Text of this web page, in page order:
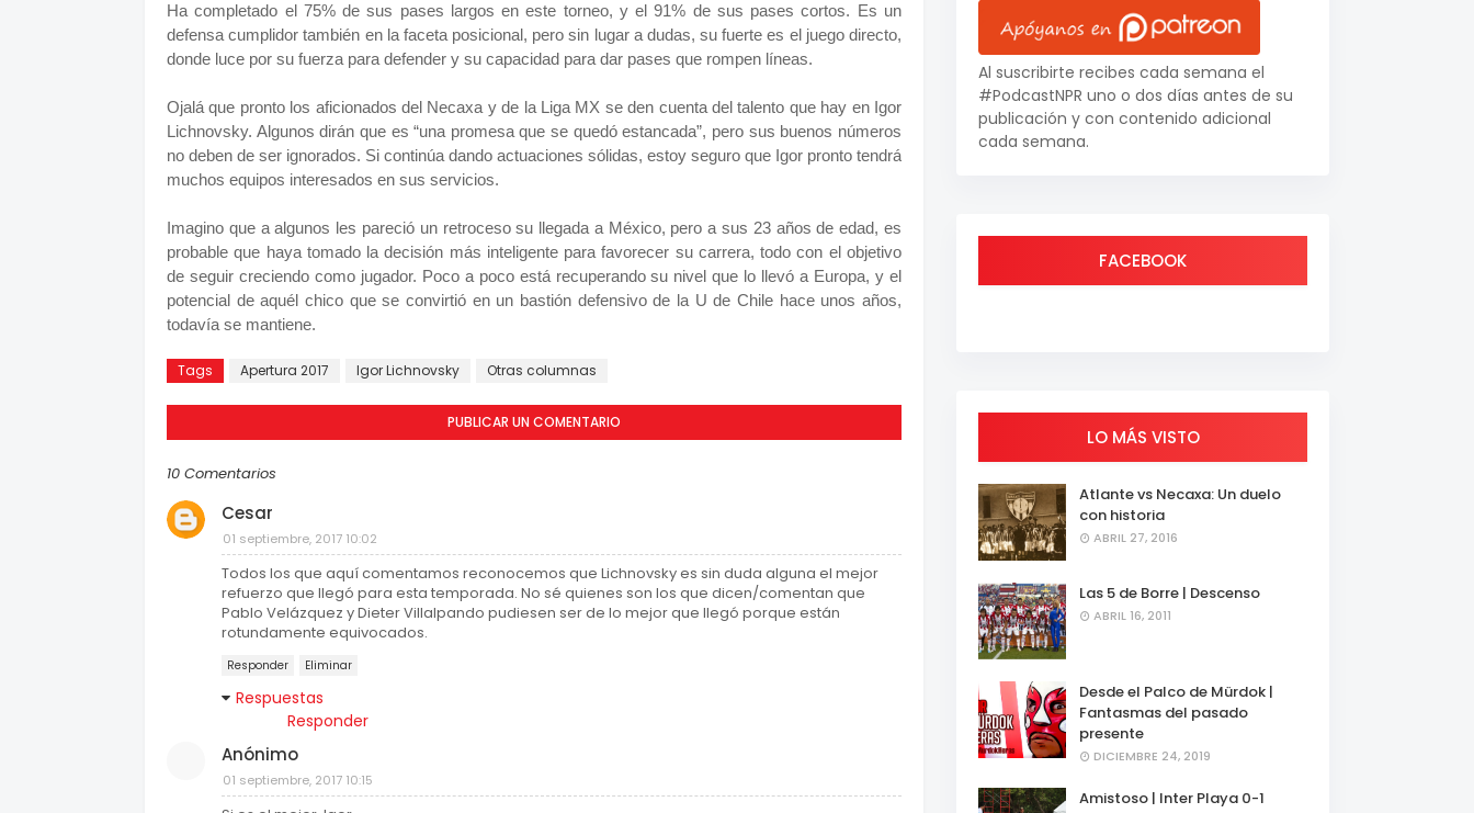
Ha completado el 75% de sus pases largos en este torneo, y el 91% de sus pases cortos. Es un
defensa cumplidor también en la faceta posicional, pero sin lugar a dudas, su fuerte es el juego directo,
donde luce por su fuerza para defender y su capacidad para dar pases que rompen líneas.
Ojalá que pronto los aficionados del Necaxa y de la Liga MX se den cuenta del talento que hay en Igor
Lichnovsky. Algunos dirán que es “una promesa que se quedó estancada”, pero sus buenos números
no deben de ser ignorados. Si continúa dando actuaciones sólidas, estoy seguro que Igor pronto tendrá
muchos equipos interesados en sus servicios.
Imagino que a algunos les pareció un retroceso su llegada a México, pero a sus 23 años de edad, es
probable que haya tomado la decisión más inteligente para favorecer su carrera, todo con el objetivo
de seguir creciendo como jugador. Poco a poco está recuperando su nivel que lo llevó a Europa, y el
potencial de aquél chico que se convirtió en un bastión defensivo de la U de Chile hace unos años,
todavía se mantiene.
Tags Apertura 2017 Igor Lichnovsky Otras columnas
PUBLICAR UN COMENTARIO
10 Comentarios
Cesar
01 septiembre, 2017 10:02
Todos los que aquí comentamos reconocemos que Lichnovsky es sin duda alguna el mejor
refuerzo que llegó para esta temporada. No sé quienes son los que dicen/comentan que
Pablo Velázquez y Dieter Villalpando pudiesen ser de lo mejor que llegó porque están
rotundamente equivocados.
Responder Eliminar
Respuestas
Responder
Anónimo
01 septiembre, 2017 10:15
Al suscribirte recibes cada semana el
#PodcastNPR uno o dos días antes de su
publicación y con contenido adicional
cada semana.
FACEBOOK
LO MÁS VISTO
Atlante vs Necaxa: Un duelo
con historia
ABRIL 27, 2016
Las 5 de Borre | Descenso
ABRIL 16, 2011
Desde el Palco de Mürdok |
Fantasmas del pasado
presente
DICIEMBRE 24, 2019
Amistoso | Inter Playa 0-1